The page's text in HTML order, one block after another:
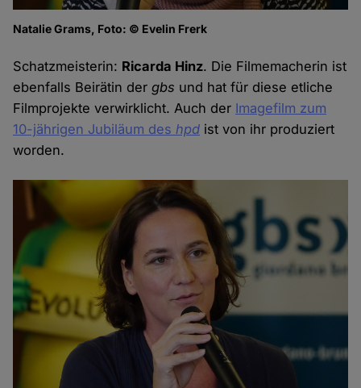
Natalie Grams, Foto: © Evelin Frerk
Schatzmeisterin: Ricarda Hinz. Die Filmemacherin ist
ebenfalls Beirätin dergbs und hat für diese etliche
Filmprojekte verwirklicht. Auch der Imagefilm zum
10-jährigen Jubiläum des hpd ist von ihr produziert
worden.